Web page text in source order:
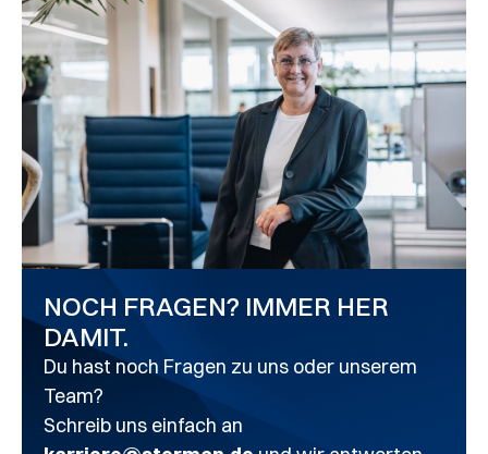
NOCH FRAGEN? IMMER HER
DAMIT.
Du hast noch Fragen zu uns oder unserem
Team?
Schreib uns einfach an